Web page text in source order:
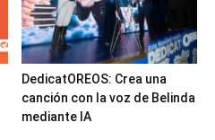
DedicatOREOS: Crea una
canción con la voz de Belinda
mediante IA